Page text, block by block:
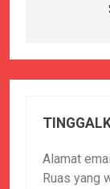
Alamat
Ruas yang